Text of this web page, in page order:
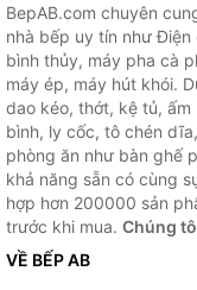
BepAB.com chuyên
nhà bếp uy tín như
bình thủy, máy pha cà
máy ép, máy hút khói.
dao kéo, thớt, kệ tủ,
bình, ly cốc, tô chén
phòng ăn như bàn ghế
khả năng sẵn có cùng
hợp hơn 200000 sản
trước khi mua. Chúng
VỀ BẾP AB